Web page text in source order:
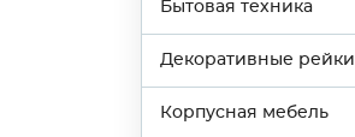
Бытовая техника
Декоративные рейки
Корпусная мебель